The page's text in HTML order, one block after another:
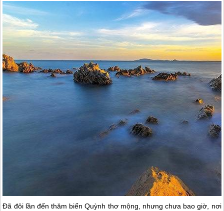
Đã đôi lần đến thăm biển Quỳnh thơ mộng, nhưng chưa bao giờ, nơi